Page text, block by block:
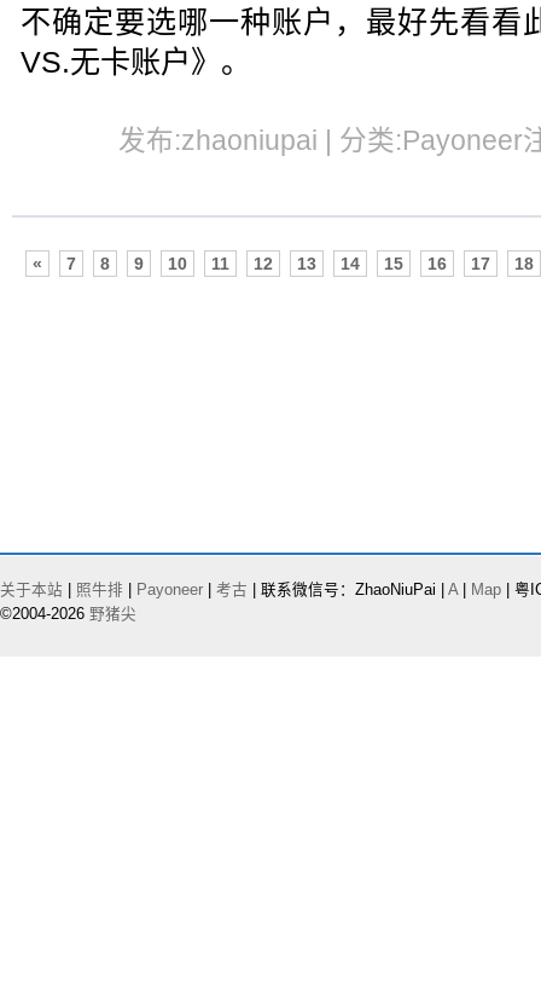
不确定要选哪一种账户，最好先看看
VS.无卡账户》。
发布:zhaoniupai | 分类:Payoneer
« 7 8 9 10 11 12 13 14 15 16 17 18
关于本站 照牛排 Payoneer 考古 | 联系微信号：ZhaoNiuPai | A| Map | 粤
©2004-2026 野猪尖